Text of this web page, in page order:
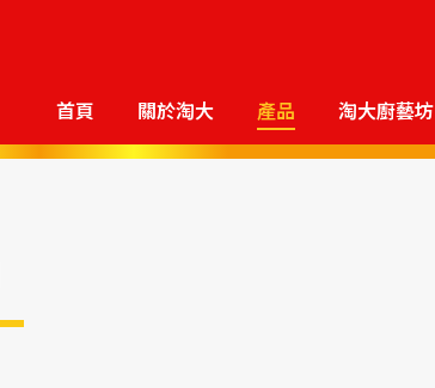
首頁 關於淘大 產品 淘大廚藝坊